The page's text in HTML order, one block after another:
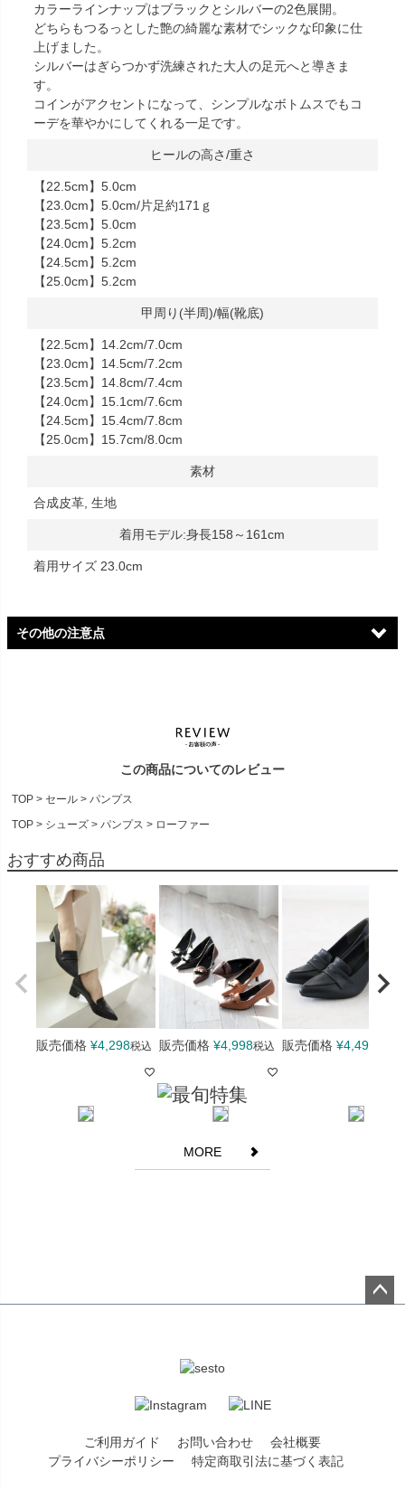
カラーラインナップはブラックとシルバーの2色展開。
どちらもつるっとした艶の綺麗な素材でシックな印象に仕
上げました。
シルバーはぎらつかず洗練された大人の足元へと導きま
す。
コインがアクセントになって、シンプルなボトムスでもコ
ーデを華やかにしてくれる一足です。
ヒールの高さ/重さ
【22.5cm】5.0cm
【23.0cm】5.0cm/片足約171ｇ
【23.5cm】5.0cm
【24.0cm】5.2cm
【24.5cm】5.2cm
【25.0cm】5.2cm
甲周り(半周)/幅(靴底)
【22.5cm】14.2cm/7.0cm
【23.0cm】14.5cm/7.2cm
【23.5cm】14.8cm/7.4cm
【24.0cm】15.1cm/7.6cm
【24.5cm】15.4cm/7.8cm
【25.0cm】15.7cm/8.0cm
素材
合成皮革, 生地
着用モデル:身長158～161cm
着用サイズ 23.0cm
その他の注意点
ネーム（インソール・タグ・靴箱等）に新旧ロゴが混在する場合
換は承りかねます。なお、商品の品質・履き心地・仕様に違いは
ございませんので、安心してお買い求めくださいませ。
計測サイズについて
当店のサイズ表記は製造過程において弊社基準での計測を各メー
カーにて行っておりますので実際にお客様が計測される場合とは
計測基準が異なり誤差が生じる場合がございます。お手元の商品
で計測された情報と弊社記載の情報は異なる場合が多くございま
すがこちらを理由にご返品ご交換をお受けいたしかねますことを
予めご了承願います。
商品の汚れ・キズなどについて
ざいます。汚れやキズの程度に関しましては弊社基準にて不良品
かどうかの判断をさせていただいております。スエード調素材な
どの生地素材に関してはかかとやつま先部分にアタリ(生地がこす
毛足が長い素材等は多少色ムラを感じやすい場合がございます。
エナメル調の素材に関しましては表面に薄っすらと曇りが生じる
生産時の過程上、フリル部分が左右対称でない場合や、柄の位置
での撮影・ライトのあたり具合、パソコンやスマートフォンでの
環境の違いによって見え方が異なる場合がございます。
この商品についてのレビュー
TOP セール
パンプス
TOP
シューズ パンプス ローファー
おすすめ商品
販売価格 ¥4,298税込 販売価格 ¥4,998税込 販売価格 ¥4,499
MORE
ご利用ガイド お問い合わせ
会社概要
プライバシーポリシー
特定商取引法に基づく表記